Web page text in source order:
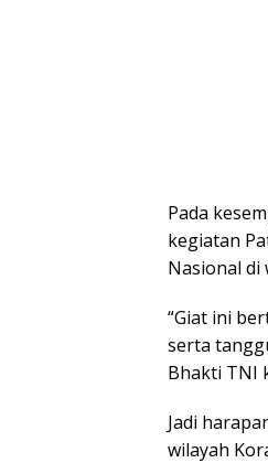
Pada
kegiatan
Nasional di
“Giat ini
serta
Bhakti TNI
Jadi
wilayah